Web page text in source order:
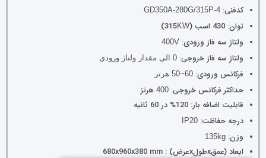
کدفنی:
توان: 430 اسب (315 KW
)
ولتاژ سه فاز ورودی: 400V
ولتاژ سه فاز خروجی:
فرکانس ورودی: 60~50 هرتز
حداکثر فرکانس خروجی: 400 هرتز
قابلیت اضافه بار: 120% در 60 ثانیه
درجه حفاظت: IP20
وزن:
ابعاد (عمقxطولxعرض) : 680x960x380 mm